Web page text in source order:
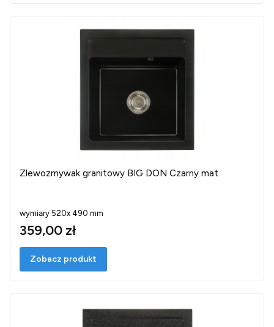
Zlewozmywak granitowy BIG DON Czarny mat
wymiary 520x 490 mm
359,00 zł
Zobacz produkt